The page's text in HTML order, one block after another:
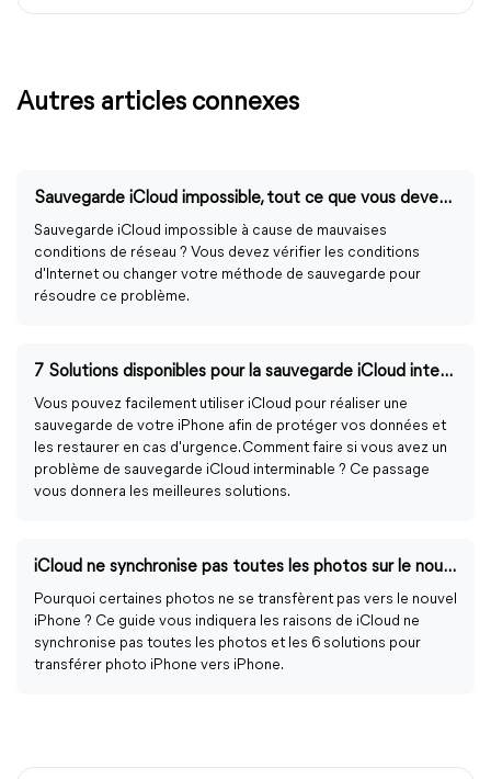
Autres articles connexes
Sauvegarde iCloud impossible, tout ce que vous devez savoir
Sauvegarde iCloud impossible à cause de mauvaises
conditions de réseau ? Vous devez vérifier les conditions
d'Internet ou changer votre méthode de sauvegarde pour
résoudre ce problème.
7 Solutions disponibles pour la sauvegarde iCloud interminable
Vous pouvez facilement utiliser iCloud pour réaliser une
sauvegarde de votre iPhone afin de protéger vos données et
les restaurer en cas d'urgence. Comment faire si vous avez un
problème de sauvegarde iCloud interminable ? Ce passage
vous donnera les meilleures solutions.
iCloud ne synchronise pas toutes les photos sur le nouvel iPhone 14
Pourquoi certaines photos ne se transfèrent pas vers le nouvel
iPhone ? Ce guide vous indiquera les raisons de iCloud ne
synchronise pas toutes les photos et les 6 solutions pour
transférer photo iPhone vers iPhone.